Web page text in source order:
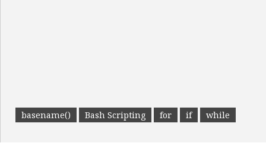
basename() Bash Scripting for if while